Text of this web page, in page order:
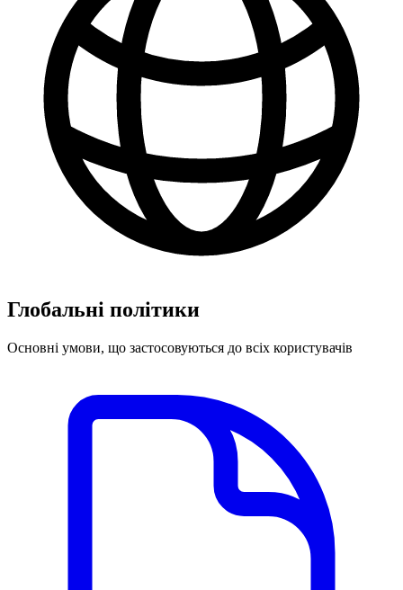
Глобальні політики
Основні умови, що застосовуються до всіх користувачів